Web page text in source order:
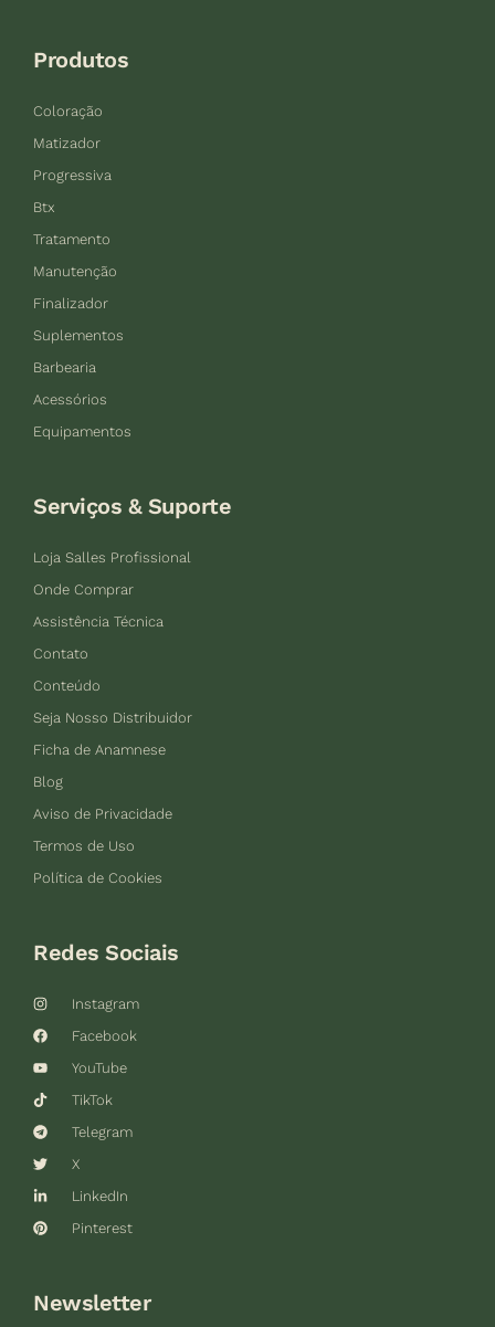
Produtos
Coloração
Matizador
Progressiva
Btx
Tratamento
Manutenção
Finalizador
Suplementos
Barbearia
Acessórios
Equipamentos
Serviços & Suporte
Loja Salles Profissional
Onde Comprar
Assistência Técnica
Contato
Conteúdo
Seja Nosso Distribuidor
Ficha de Anamnese
Blog
Aviso de Privacidade
Termos de Uso
Política de Cookies
Redes Sociais
Instagram
Facebook
YouTube
TikTok
Telegram
X
LinkedIn
Pinterest
Newsletter